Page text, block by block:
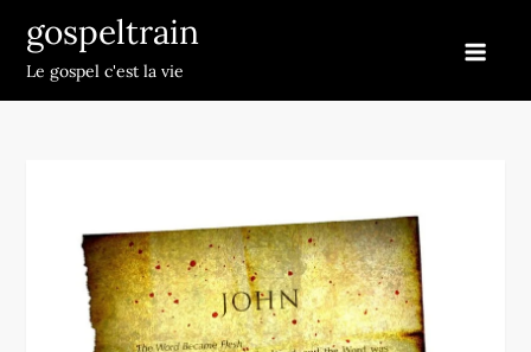
content
gospeltrain
Le gospel c'est la vie